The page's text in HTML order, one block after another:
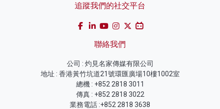
追蹤我們的社交平台
聯絡我們
公司 : 灼見名家傳媒有限公司
地址 : 香港黃竹坑道21號環匯廣場10樓1002室
總機 : +852 2818 3011
傳真 : +852 2818 3022
業務電話 :+852 2818 3638